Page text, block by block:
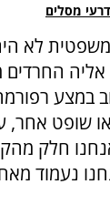
מסלים
לא
החרדים
במצע
שופט אחר,
חלק
נעמוד